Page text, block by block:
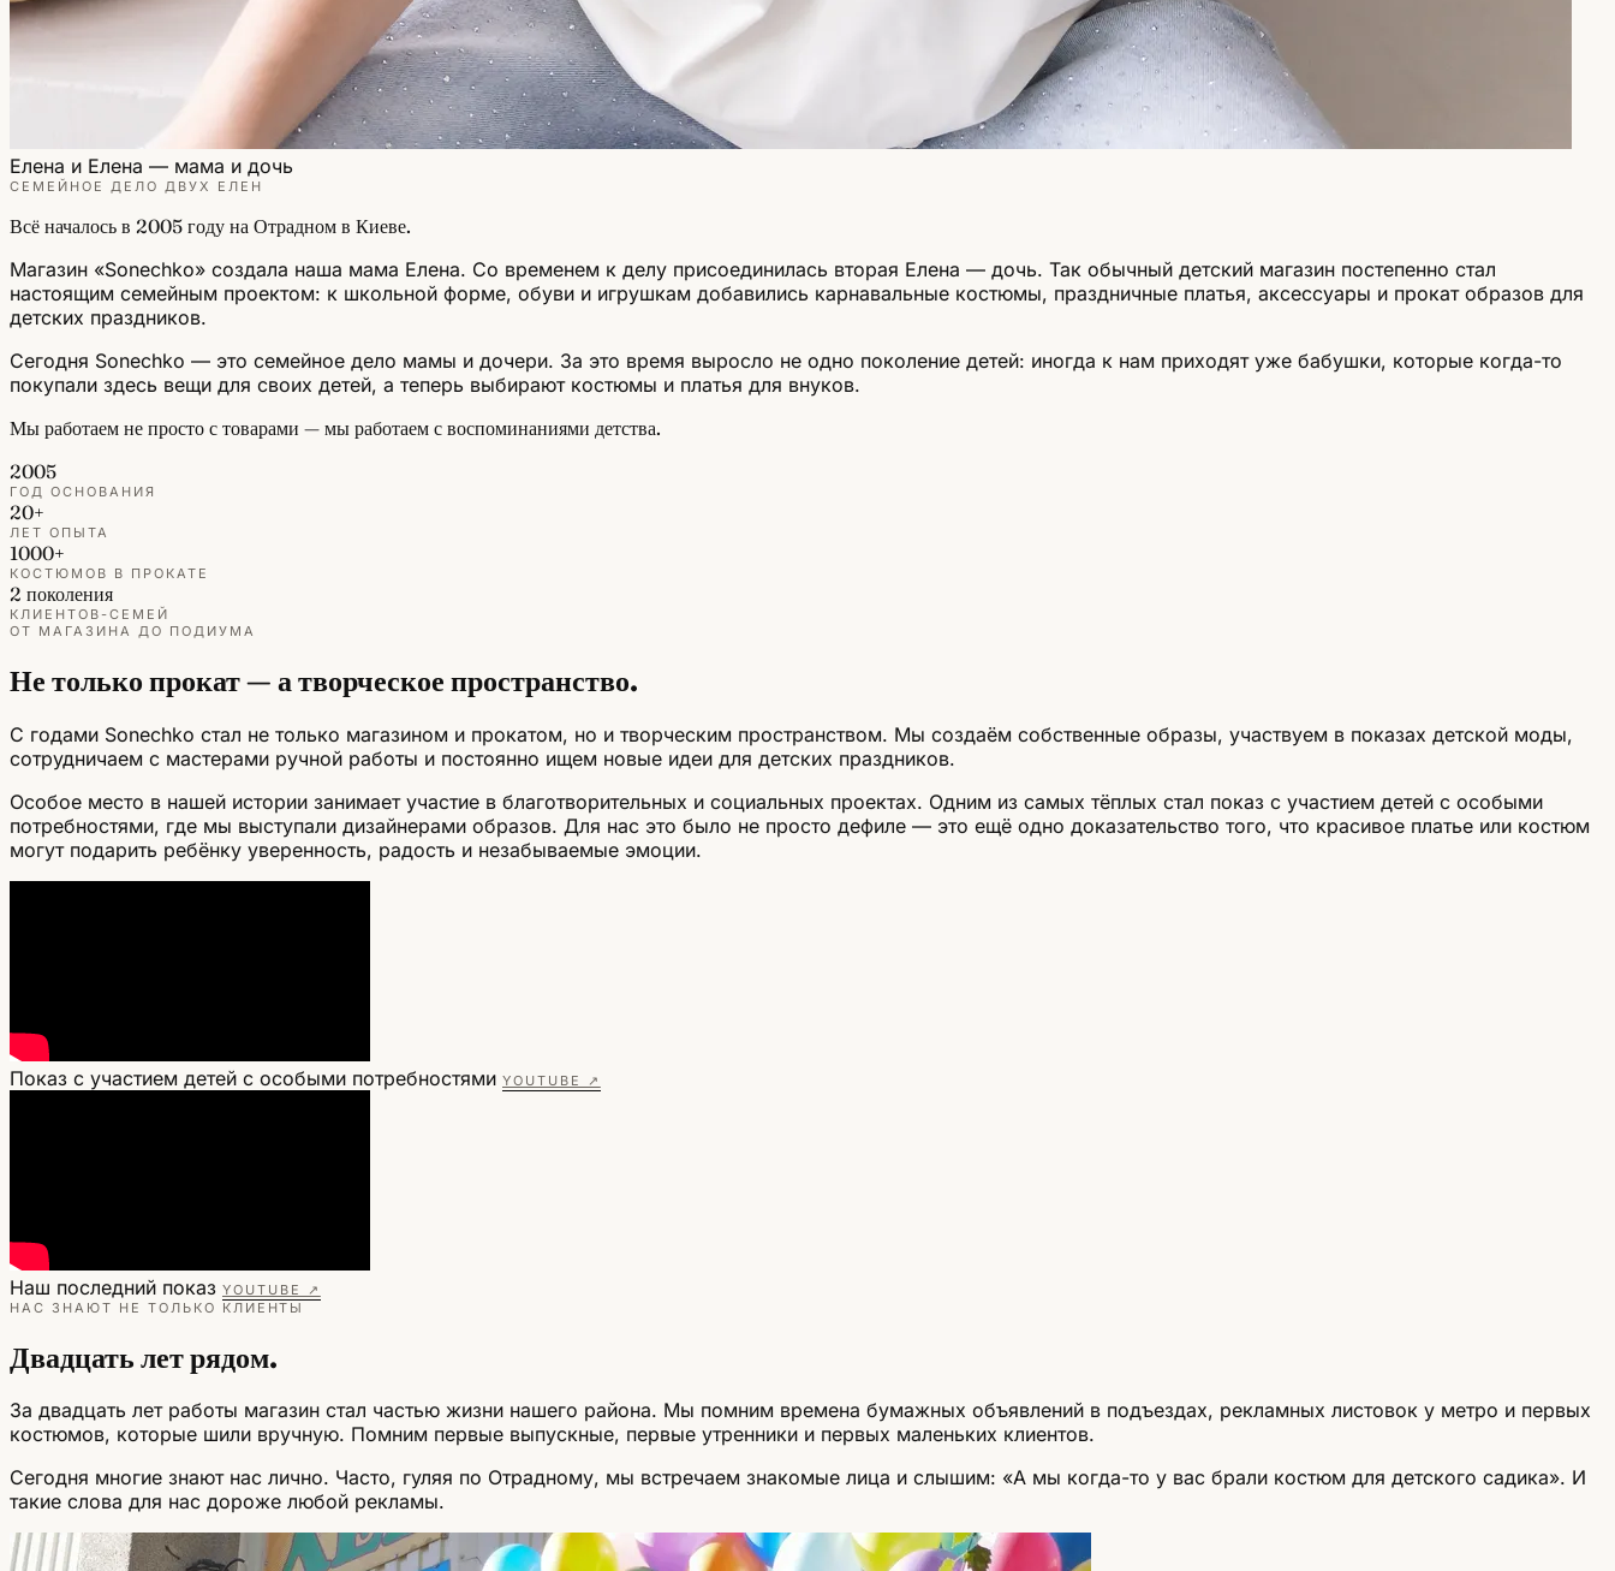
Елена и Елена — мама и дочь
СЕМЕЙНОЕ ДЕЛО ДВУХ ЕЛЕН
Всё началось в 2005 году на Отрадном в Киеве.
Магазин «Sonechko» создала наша мама Елена. Со временем к делу присоединилась вторая Елена — дочь. Так обычный детский магазин постепенно стал
настоящим семейным проектом: к школьной форме, обуви и игрушкам добавились карнавальные костюмы, праздничные платья, аксессуары и прокат образов для
детских праздников.
Сегодня Sonechko — это семейное дело мамы и дочери. За это время выросло не одно поколение детей: иногда к нам приходят уже бабушки, которые когда-то
покупали здесь вещи для своих детей, а теперь выбирают костюмы и платья для внуков.
Мы работаем не просто с товарами — мы работаем с воспоминаниями детства.
2005
ГОД ОСНОВАНИЯ
20+
ЛЕТ ОПЫТА
1000+
КОСТЮМОВ В ПРОКАТЕ
2 поколения
КЛИЕНТОВ-СЕМЕЙ
ОТ МАГАЗИНА ДО ПОДИУМА
Не только прокат — а творческое пространство.
С годами Sonechko стал не только магазином и прокатом, но и творческим пространством. Мы создаём собственные образы, участвуем в показах детской моды,
сотрудничаем с мастерами ручной работы и постоянно ищем новые идеи для детских праздников.
Особое место в нашей истории занимает участие в благотворительных и социальных проектах. Одним из самых тёплых стал показ с участием детей с особыми
потребностями, где мы выступали дизайнерами образов. Для нас это было не просто дефиле — это ещё одно доказательство того, что красивое платье или костюм
могут подарить ребёнку уверенность, радость и незабываемые эмоции.
Показ с участием детей с особыми потребностями YOUTUBE ↗
Наш последний показ YOUTUBE ↗
НАС ЗНАЮТ НЕ ТОЛЬКО КЛИЕНТЫ
Двадцать лет рядом.
За двадцать лет работы магазин стал частью жизни нашего района. Мы помним времена бумажных объявлений в подъездах, рекламных листовок у метро и первых
костюмов, которые шили вручную. Помним первые выпускные, первые утренники и первых маленьких клиентов.
Сегодня многие знают нас лично. Часто, гуляя по Отрадному, мы встречаем знакомые лица и слышим: «А мы когда-то у вас брали костюм для детского садика». И
такие слова для нас дороже любой рекламы.